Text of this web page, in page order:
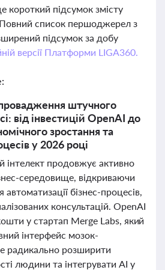
підсумок змісту
Повний список першоджерел з
підсумок за добу
версії Платформи LIGA360.
штучного
від інвестицій OpenAI до
зростання та
у 2026 році
інтелект продовжує активно
середовище, відкриваючи
бізнес-процесів,
консультацій. OpenAI
у стартап Merge Labs, який
інтерфейс мозок-
розширити
людини та інтегрувати AI у